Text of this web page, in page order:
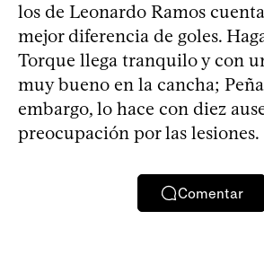
los de Leonardo Ramos
mejor diferencia de goles.
Torque llega tranquilo y con
muy bueno en la cancha;
embargo, lo hace con diez
preocupación por las lesiones.
Comentar